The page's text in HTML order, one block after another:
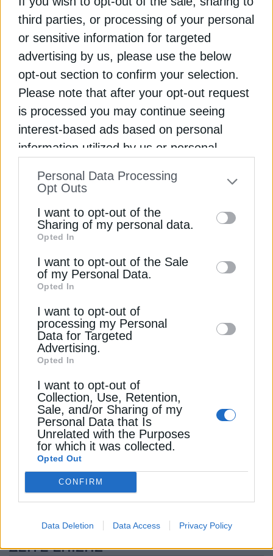
third parties, or processing of your personal
or sensitive information for targeted
advertising by us, please use the below
opt-out section to confirm your selection.
Please note that after your opt-out request
is processed you may continue seeing
interest-based ads based on personal
information utilized by us or personal
to your opt-out. You may separately opt-out
information by third parties on the IAB’s list
of downstream participants. This
information may also be disclosed by us to
third parties on theIAB’s List of
Downstream Participants
disclose it to other third parties.
Personal Data Processing
Opt Outs
I want to opt-out of the
Sharing of my personal data.
Opted In
I want to opt-out of the Sale
of my Personal Data.
Opted In
I want to opt-out of
processing my Personal
Data for Targeted
Advertising.
Opted In
I want to opt-out of
Collection, Use, Retention,
Sale, and/or Sharing of my
Personal Data that Is
Unrelated with the Purposes
for which it was collected.
Opted Out
CONFIRM
Data Deletion Data Access Privacy Policy
Ανατολική Ασία.
Η QatarEnergy φέρεται να έχει δώσει εντολή στα
δεξαμενόπλοιανα παραμένουν εκτός του Στενού
του Ορμούζκαι να εισέρχονται μόνο την ημέρα
πριν τη φόρτωση, σύμφωνα με δύο πηγές του
Reuters. Οι Ασιάτες αγοραστές θα επηρεαστούν
περισσότερο από τυχόν διακοπές στο Ορμούζ και
θα χρειαστεί να πληρώσουν υψηλότερες τιμές για
να εξασφαλίσουν φορτία LNG από τον Ατλαντικό.
Οι ανησυχίες για διακοπές στην προμήθεια LNG
έχουν ήδη αυξήσει τις τιμές spot LNG στην Ασία,
οι οποίες έφτασαν τα 14 δολάρια ανά
εκατομμύριο BTU την Παρασκευή, σημειώνοντας
άνοδο 11% σε σχέση με την προηγούμενη
Διαβάστε ακόμη
ΔΕΗ: Ολοκλήρωση εξαγοράς έργων ΑΠΕ από
τους ομίλους Κοπελούζου & Σαμαρά
Η Ελλάδα θέλει να ανέβει στο πυρηνικό βαγόνι:
Νέο σήμα Μητσοτάκη & 3 ορόσημα
ΥΠΕΝ: Οι τρεις εστίες προβληματισμού στο
σχέδιο Κομισιόν για το ρωσικό αέριο
ΔΕΊΤΕ ΕΠΊΣΗΣ